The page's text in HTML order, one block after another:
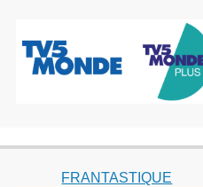
FRANTASTIQUE